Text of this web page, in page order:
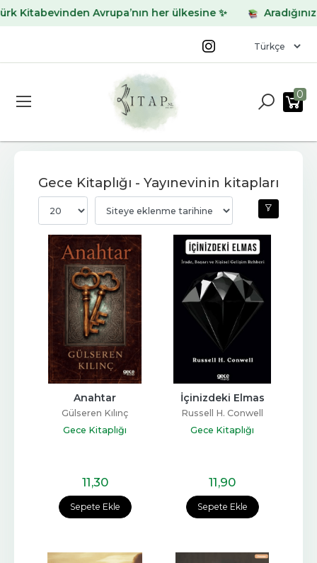
Avrupa’nın her ülkesine ✨ Aradığınız kitabı
0
Gece Kitaplığı - Yayınevinin kitapları
Sepete Ekle
Anahtar
Gülseren Kılınç
Gece Kitaplığı
11,30
Sepete Ekle
İçinizdeki Elmas
Russell H. Conwell
Gece Kitaplığı
11,90